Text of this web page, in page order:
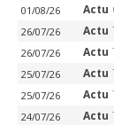
01/08/26 Actu
26/07/26 Actu
26/07/26 Actu
25/07/26 Actu
25/07/26 Actu
24/07/26 Actu